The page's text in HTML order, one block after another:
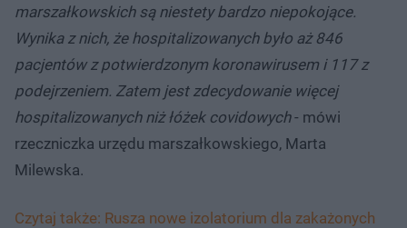
marszałkowskich są niestety bardzo niepokojące.
Wynika z nich, że hospitalizowanych było aż 846
pacjentów z potwierdzonym koronawirusem i 117 z
podejrzeniem. Zatem jest zdecydowanie więcej
hospitalizowanych niż łóżek covidowych- mówi
rzeczniczka urzędu marszałkowskiego, Marta
Milewska.
Czytaj także: Rusza nowe izolatorium dla zakażonych